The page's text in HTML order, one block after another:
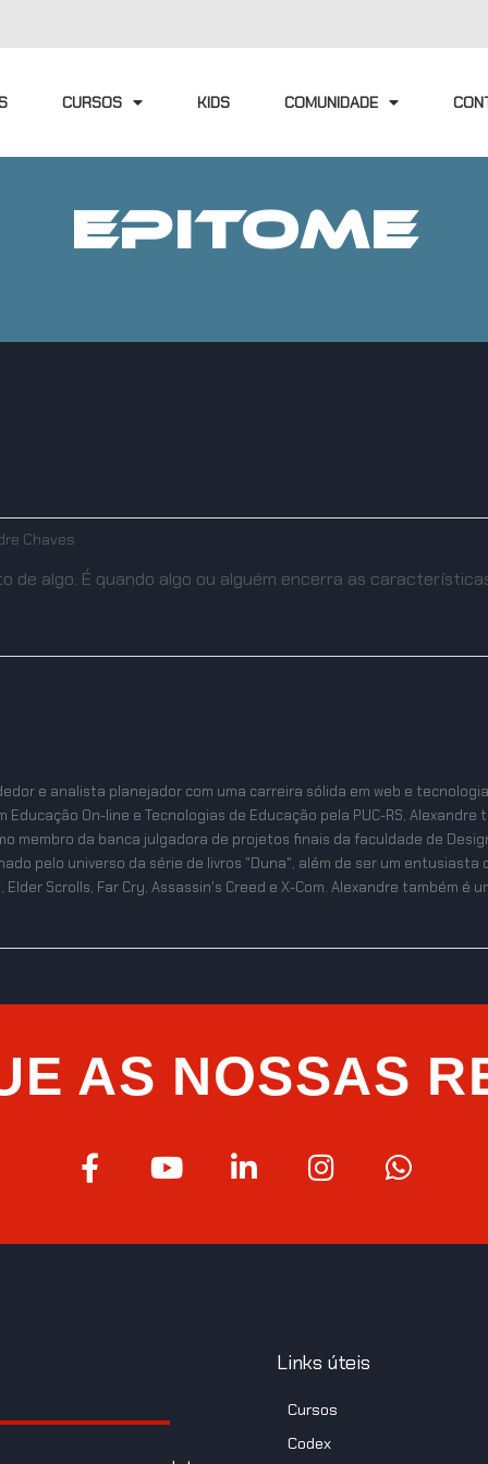
CURSOS KIDS COMUNIDADE
EPITOME
Chaves
de algo. É quando algo ou alguém encerra as
e analista planejador com uma carreira sólida em web e
Educação On-line e Tecnologias de Educação pela PUC-RS,
membro da banca julgadora de projetos finais da faculdade de
pelo universo da série de livros "Duna", além de ser um
Scrolls, Far Cry, Assassin's Creed e X-Com. Alexandre também
AS NOSSAS
Links úteis
Cursos
Codex